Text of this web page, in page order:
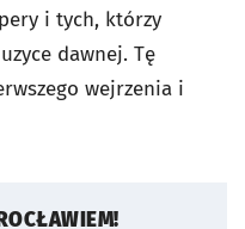
i tych, którzy
dawnej. Tę
wejrzenia i